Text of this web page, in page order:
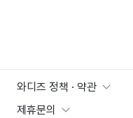
와디즈 정책 · 약관
제휴문의